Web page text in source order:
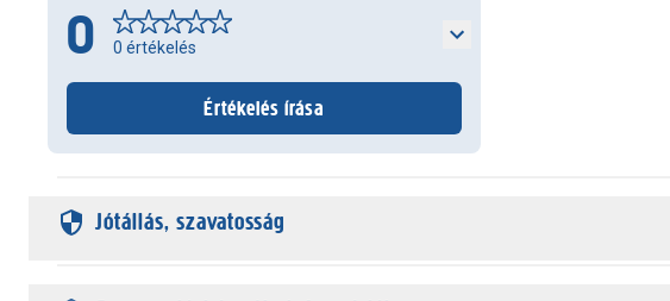
0 0 értékelés
Értékelés írása
Jótállás, szavatosság